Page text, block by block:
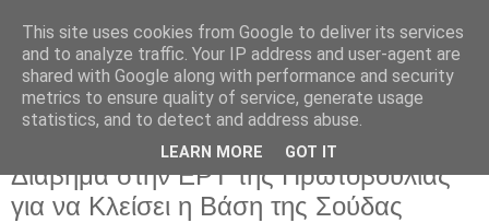
Κυριακή 10 Μαΐου 2026
Διάβημα στην ΕΡΤ της Πρωτοβουλίας
για να Κλείσει η Βάση της Σούδας
This site uses cookies from Google to deliver its services
and to analyze traffic. Your IP address and user-agent are
shared with Google along with performance and security
metrics to ensure quality of service, generate usage
statistics, and to detect and address abuse.
LEARN MORE GOT IT